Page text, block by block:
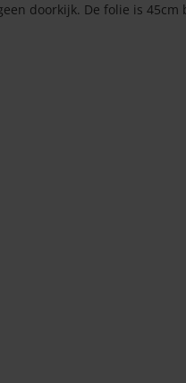
doorkijk. De folie is 45cm